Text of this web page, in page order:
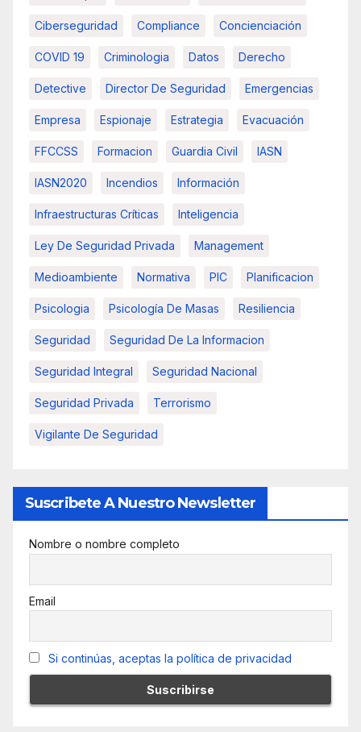
Ciberseguridad Compliance Concienciación
COVID 19 Criminologia Datos Derecho
Detective Director De Seguridad Emergencias
Empresa Espionaje Estrategia Evacuación
FFCCSS Formacion Guardia Civil IASN
IASN2020 Incendios Información
Infraestructuras Críticas Inteligencia
Ley De Seguridad Privada Management
Medioambiente Normativa PIC Planificacion
Psicologia Psicología De Masas Resiliencia
Seguridad Seguridad De La Informacion
Seguridad Integral Seguridad Nacional
Seguridad Privada Terrorismo
Vigilante De Seguridad
Suscribete A Nuestro Newsletter
Nombre o nombre completo
Email
Si continúas, aceptas la política de privacidad